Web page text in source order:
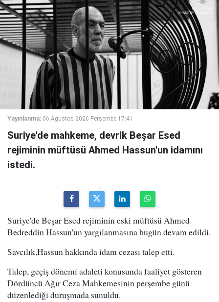
Yayınlanma: 06 Ağustos 2026 Perşembe 17:41
Suriye'de mahkeme, devrik Beşar Esed
rejiminin müftüsü Ahmed Hassun'un idamını
istedi.
Suriye'de Beşar Esed rejiminin eski müftüsü Ahmed
Bedreddin Hassun'un yargılanmasına bugün devam edildi.
Savcılık,Hassun hakkında idam cezası talep etti.
Talep, geçiş dönemi adaleti konusunda faaliyet gösteren
Dördüncü Ağır Ceza Mahkemesinin perşembe günü
düzenlediği duruşmada sunuldu.